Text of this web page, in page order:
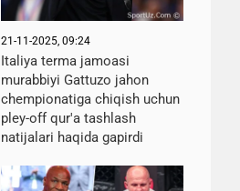
21-11-2025, 09:24
Italiya terma jamoasi
murabbiyi Gattuzo jahon
chempionatiga chiqish uchun
pley-off qur'a tashlash
natijalari haqida gapirdi